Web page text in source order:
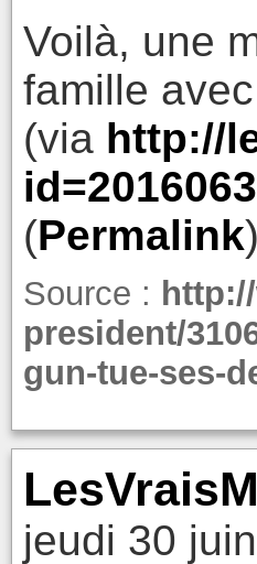
Voilà, une
famille
(via http://
(Permalink)
Source :
president/
gun-tue-ses-
jeudi 30